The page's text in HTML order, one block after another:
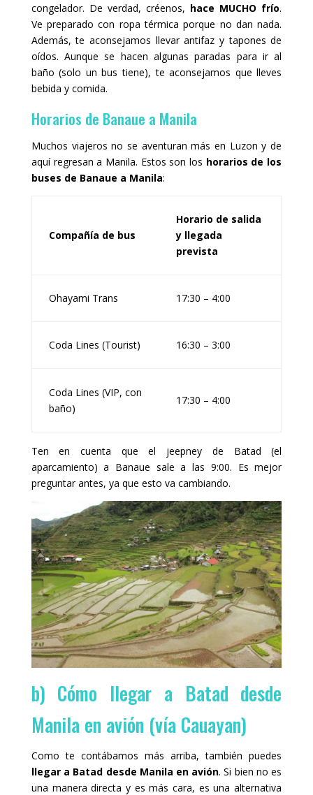
congelador. De verdad, créenos, hace MUCHO frío.
Ve preparado con ropa térmica porque no dan nada.
Además, te aconsejamos llevar antifaz y tapones de
oídos. Aunque se hacen algunas paradas para ir al
baño (solo un bus tiene), te aconsejamos que lleves
bebida y comida.
Horarios de Banaue a Manila
Muchos viajeros no se aventuran más en Luzon y de
aquí regresan a Manila. Estos son los horarios de los
buses de Banaue a Manila:
Compañía de bus
Horario de salida
y llegada
prevista
Ohayami Trans 17:30 – 4:00
Coda Lines (Tourist) 16:30 – 3:00
Coda Lines (VIP, con
baño)
17:30 – 4:00
Ten en cuenta que el jeepney de Batad (el
aparcamiento) a Banaue sale a las 9:00. Es mejor
preguntar antes, ya que esto va cambiando.
b) Cómo llegar a Batad desde
Manila en avión (vía Cauayan)
Como te contábamos más arriba, también puedes
llegar a Batad desde Manila en avión. Si bien no es
una manera directa y es más cara, es una alternativa